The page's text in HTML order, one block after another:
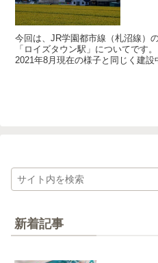
今回は、JR学園都市線（札沼線）
「ロイズタウン駅」についてです
2021年8月現在の様子と同じく建
新着記事